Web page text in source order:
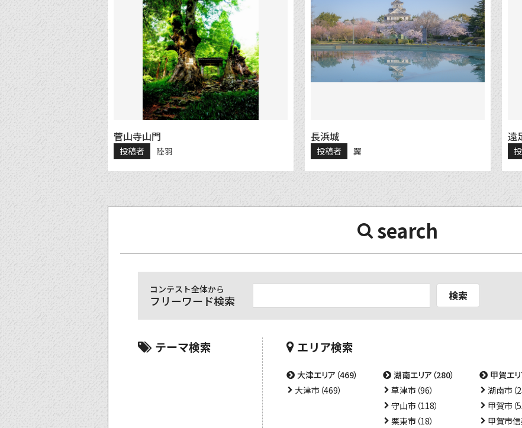
菅山寺山門
投稿者 陸羽
長浜城
投稿者 翼
遠
search
コンテスト全体から
フリーワード検索 検索
テーマ検索 エリア検索
大津エリア（469）
大津市（469）
湖南エリア（280）
草津市（96）
守山市（118）
栗東市（18）
甲賀エリ
湖南市（
甲賀市（
甲賀市信